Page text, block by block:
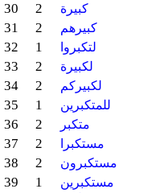
30 2 كبيرة
31 2 كبيرهم
32 1 لتكبروا
33 2 لكبيرة
34 2 لكبيركم
35 1 للمتكبرين
36 2 متكبر
37 2 مستكبرا
38 2 مستكبرون
39 1 مستكبرين